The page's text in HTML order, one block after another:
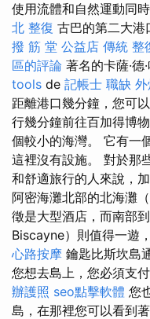
使用流體和自然運動同
北 整復 古巴的第二大港
撥 筋 堂 公益店 傳統 整
區的評論 著名的卡薩·德
tools de 記帳士 職缺 外
距離港口幾分鐘，您可
行幾分鐘前往百加得博
個較小的海灣。 它有一
這裡沒有設施。 對於那
和舒適旅行的人來說，
阿密海灘北部的北海灘
徵是大型酒店，而南部
Biscayne）則值得一遊
心路按摩 鑰匙比斯坎島
您想去島上，您必須支
辦護照 seo點擊軟體 您
島，在那裡您可以看到